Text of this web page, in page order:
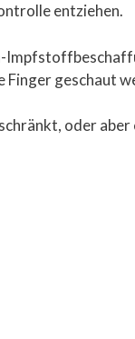
entziehen.
geschaut
oder